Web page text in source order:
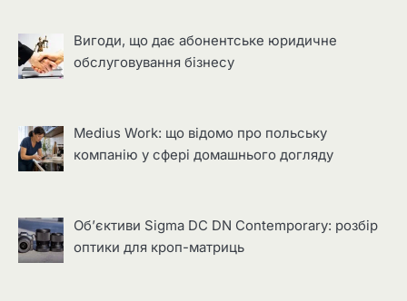
Вигоди, що дає абонентське юридичне
обслуговування бізнесу
Medius Work: що відомо про польську
компанію у сфері домашнього догляду
Об’єктиви Sigma DC DN Contemporary: розбір
оптики для кроп-матриць